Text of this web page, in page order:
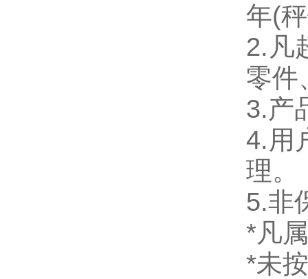
年(
2.凡
零件
3.产
4.用
理。
5.非
*凡
*未